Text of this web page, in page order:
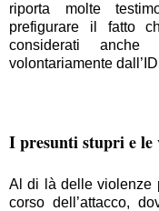
riporta molte
prefigurare il fatto
considerati
volontariamente
I presunti stupri e le
Al di là delle violenze
corso dell’attacco,